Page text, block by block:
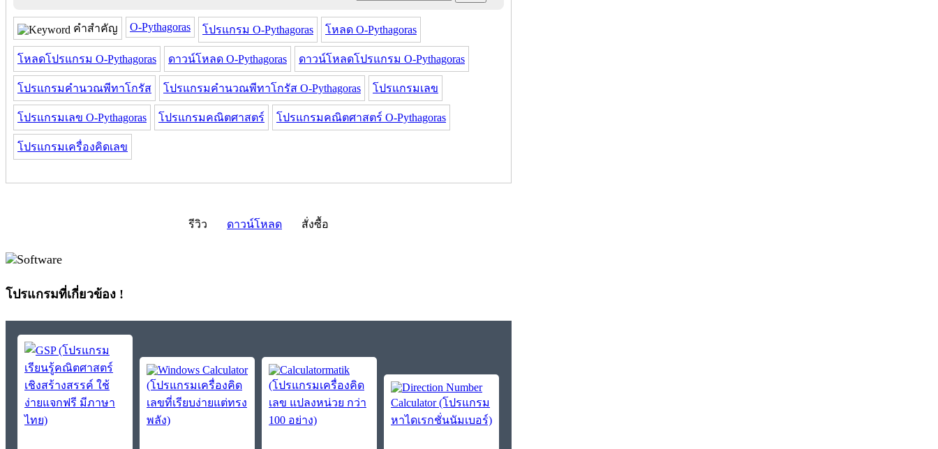
คำสำคัญ O-Pythagoras โปรแกรม O-Pythagoras โหลด O-Pythagoras
โหลดโปรแกรม O-Pythagoras ดาวน์โหลด O-Pythagoras ดาวน์โหลดโปรแกรม O-Pythagoras
โปรแกรมคำนวณพีทาโกรัส โปรแกรมคำนวณพีทาโกรัส O-Pythagoras โปรแกรมเลข
โปรแกรมเลข O-Pythagoras โปรแกรมคณิตศาสตร์ โปรแกรมคณิตศาสตร์ O-Pythagoras
โปรแกรมเครื่องคิดเลข
รีวิว ดาวน์โหลด สั่งซื้อ
โปรแกรมที่เกี่ยวข้อง !